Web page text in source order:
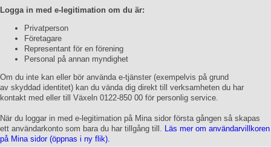
Logga in med e-legitimation om du är:
Privatperson
Företagare
Representant för en förening
Personal på annan myndighet
Om du inte kan eller bör använda e-tjänster (exempelvis på grund
av skyddad identitet) kan du vända dig direkt till verksamheten du har
kontakt med eller till Växeln 0122-850 00 för personlig service.
När du loggar in med e-legitimation på Mina sidor första gången så skapas
ett användarkonto som bara du har tillgång till.
Läs mer om användarvillkoren
på Mina sidor (öppnas i ny flik).